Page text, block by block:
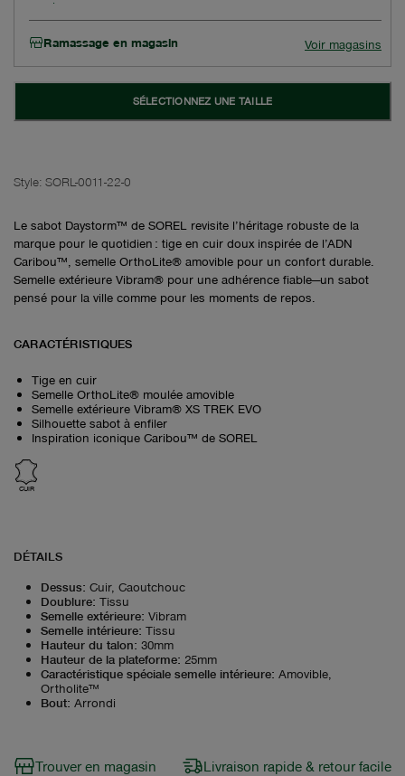
Ramassage en magasin Voir magasins
SÉLECTIONNEZ UNE TAILLE
Style: SORL-0011-22-0
Le sabot Daystorm™ de SOREL revisite l’héritage robuste de la
marque pour le quotidien : tige en cuir doux inspirée de l’ADN
Caribou™, semelle OrthoLite® amovible pour un confort durable.
Semelle extérieure Vibram® pour une adhérence fiable—un sabot
pensé pour la ville comme pour les moments de repos.
CARACTÉRISTIQUES
Tige en cuir
Semelle OrthoLite® moulée amovible
Semelle extérieure Vibram® XS TREK EVO
Silhouette sabot à enfiler
Inspiration iconique Caribou™ de SOREL
CUIR
DÉTAILS
Dessus: Cuir, Caoutchouc
Doublure: Tissu
Semelle extérieure: Vibram
Semelle intérieure: Tissu
Hauteur du talon: 30mm
Hauteur de la plateforme: 25mm
Caractéristique spéciale semelle intérieure: Amovible,
Ortholite™
Bout: Arrondi
Trouver en magasin Livraison rapide & retour facile